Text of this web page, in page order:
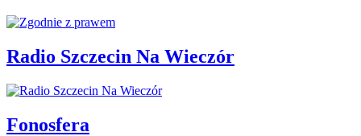
Radio Szczecin Na Wieczór
Fonosfera